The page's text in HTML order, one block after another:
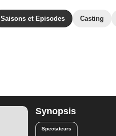
Saisons et Episodes Casting
Synopsis
Spectateurs